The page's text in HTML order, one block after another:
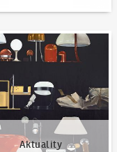
Aktuality